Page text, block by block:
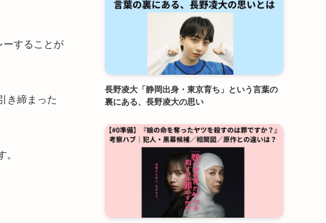
することが
き締まった
長野凌大「静岡出身・東京育ち」という言葉の
裏にある、長野凌大の思い